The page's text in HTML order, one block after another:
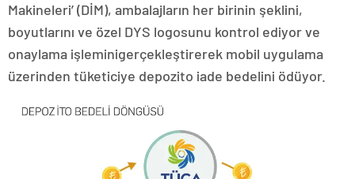
Makineleri’ (DİM), ambalajların her birinin şeklini,
boyutlarını ve özel DYS logosunu kontrol ediyor ve
onaylama işleminigerçekleştirerek mobil uygulama
üzerinden tüketiciye depozito iade bedelini ödüyor.